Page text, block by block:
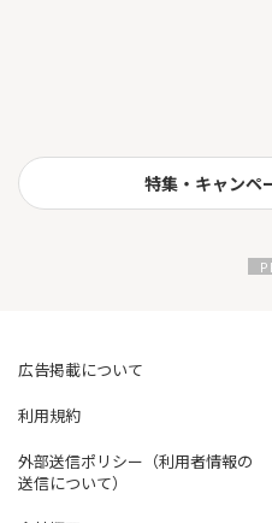
特集・キャンペ
広告掲載について
利用規約
外部送信ポリシー（利用者情報の
送信について）